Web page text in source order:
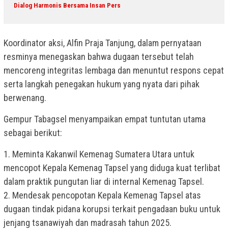
Dialog Harmonis Bersama Insan Pers
Koordinator aksi, Alfin Praja Tanjung, dalam pernyataan
resminya menegaskan bahwa dugaan tersebut telah
mencoreng integritas lembaga dan menuntut respons cepat
serta langkah penegakan hukum yang nyata dari pihak
berwenang.
Gempur Tabagsel menyampaikan empat tuntutan utama
sebagai berikut:
1. Meminta Kakanwil Kemenag Sumatera Utara untuk
mencopot Kepala Kemenag Tapsel yang diduga kuat terlibat
dalam praktik pungutan liar di internal Kemenag Tapsel.
2. Mendesak pencopotan Kepala Kemenag Tapsel atas
dugaan tindak pidana korupsi terkait pengadaan buku untuk
jenjang tsanawiyah dan madrasah tahun 2025.